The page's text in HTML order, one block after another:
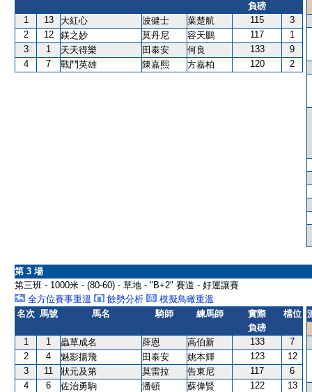
負磅
1 13 大紅心 波健士 葉楚航 115
3
2
12 鎂之妙 莫丹尼 容天鵬 117
1
3
1 天天得樂 田泰安 何良 133
9
4
7 戰鬥英雄 陳嘉熙 方嘉柏 120 2
第 3 場
第三班 - 1000米 - (80-60) - 草地 - "B+2" 賽道 - 好運讓賽
全方位賽事重溫
餘勢分析
模擬鳥瞰重溫
名次 馬號 馬名 騎師 練馬師
實際
負磅
檔位
1 1 蟲草成名 薛恩 高伯新 133
7
2
4 魅影揚飛 田泰安 姚本輝 123
12
3
11 狀元及第 莫雷拉 告東尼 117
6
4
6 佐治勇駒 潘頓 蘇偉賢 122 13